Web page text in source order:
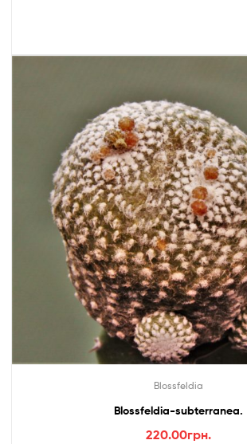
Blossfeldia
Blossfeldia-subterranea.
220.00грн.